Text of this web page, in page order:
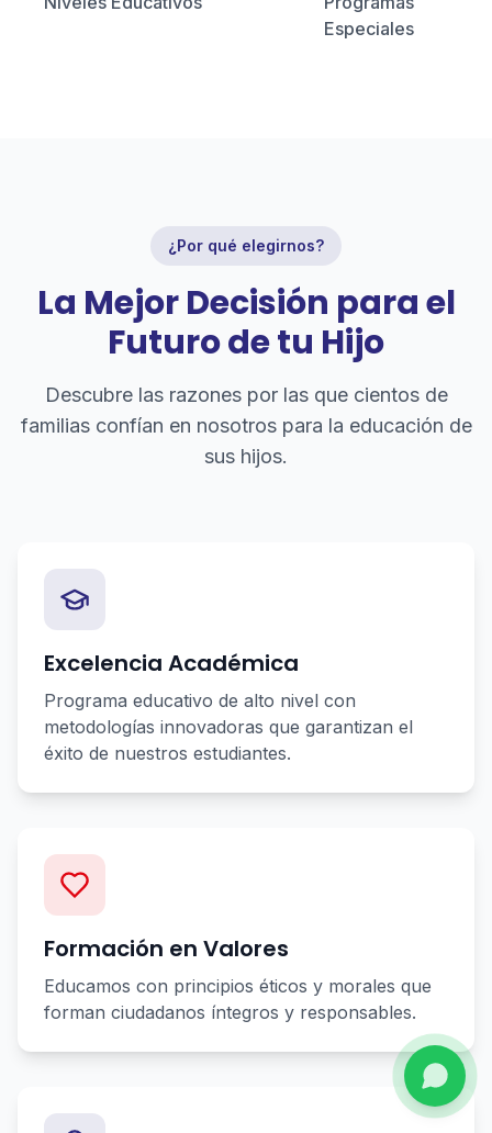
Especiales
¿Por qué elegirnos?
La Mejor Decisión para el
Futuro de tu Hijo
Descubre las razones por las que cientos de
familias confían en nosotros para la educación de
sus hijos.
Excelencia Académica
Programa educativo de alto nivel con
metodologías innovadoras que garantizan el
éxito de nuestros estudiantes.
Formación en Valores
Educamos con principios éticos y morales que
forman ciudadanos íntegros y responsables.